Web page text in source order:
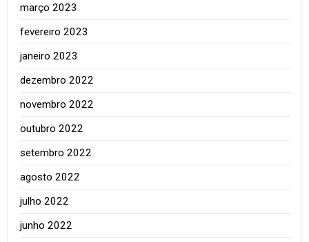
março 2023
fevereiro 2023
janeiro 2023
dezembro 2022
novembro 2022
outubro 2022
setembro 2022
agosto 2022
julho 2022
junho 2022